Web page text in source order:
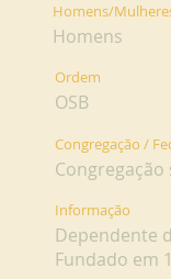
Homens/
Homens
Ordem
OSB
Congregação /
Informação
Dependente
Fundado em